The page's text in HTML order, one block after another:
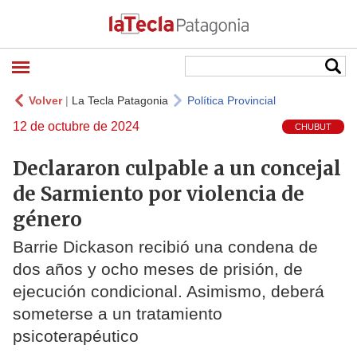
Volver| La Tecla Patagonia Política Provincial
12 de octubre de 2024 CHUBUT
Declararon culpable a un concejal
de Sarmiento por violencia de
género
Barrie Dickason recibió una condena de
dos años y ocho meses de prisión, de
ejecución condicional. Asimismo, deberá
someterse a un tratamiento
psicoterapéutico